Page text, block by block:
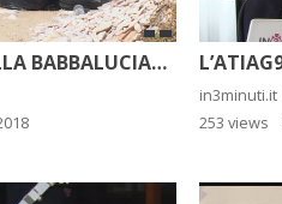
LA SPIAGGIA DELLA BABBALUCIARA OSTAGGIO DEGLI INCIVILI
in3minuti.it
253 views